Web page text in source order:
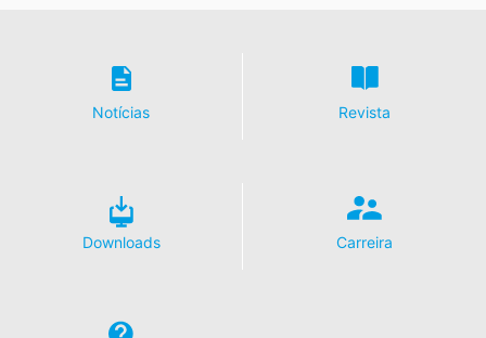
Notícias Revista
Downloads Carreira